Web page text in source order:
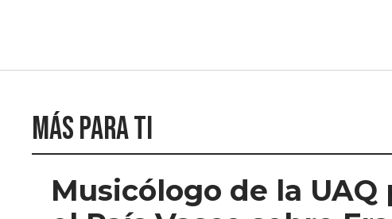
Más para ti
Musicólogo de la